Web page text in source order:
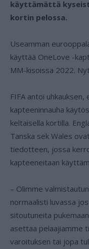
käyttämättä
kortin pelossa.
Useamman
käyttää OneLove -
MM-kisoissa 2022.
FIFA antoi
kapteeninnauha
keltaisella kortilla.
Tanska sek Wales
tiedotteen, jossa
kapteeneitaan
– Olimme
normaalisti luvassa
sitoutuneita
asettaa pelaajiamme
varoituksen tai jopa